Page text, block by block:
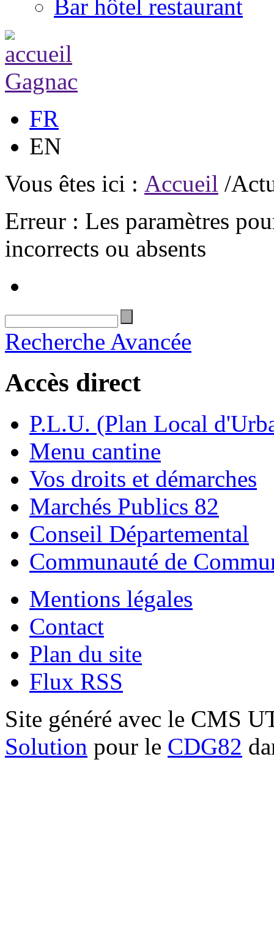
Bar hôtel restaurant
FR
EN
Vous êtes ici : Accueil /
Erreur : Les paramètres
incorrects ou absents
Recherche Avancée
Accès direct
P.L.U. (Plan Local
Menu cantine
Vos droits et démarches
Marchés Publics 82
Conseil Départemental
Communauté de
Mentions légales
Contact
Plan du site
Flux RSS
Site généré avec le CMS
Solution pour le CDG82